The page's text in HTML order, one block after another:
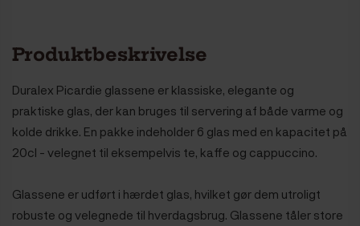
Produktbeskrivelse
Duralex Picardie glassene er klassiske, elegante og
praktiske glas, der kan bruges til servering af både varme og
kolde drikke. En pakke indeholder 6 glas med en kapacitet på
20cl - velegnet til eksempelvis te, kaffe og cappuccino.
Glassene er udført i hærdet glas, hvilket gør dem utroligt
robuste og velegnede til hverdagsbrug. Glassene tåler store